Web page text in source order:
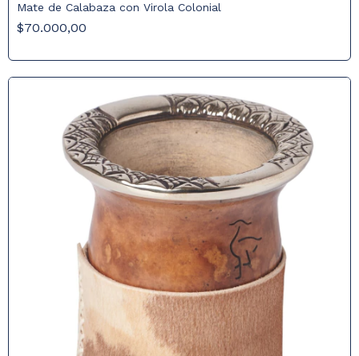
Mate de Calabaza con Virola Colonial
$70.000,00